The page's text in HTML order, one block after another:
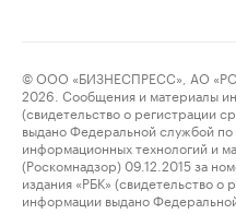
© ООО «БИЗНЕСПРЕСС», АО
2026. Сообщения и материалы
(свидетельство о регистрации
выдано Федеральной службой по
информационных технологий и
(Роскомнадзор) 09.12.2015 за
издания «РБК» (свидетельство о
информации выдано